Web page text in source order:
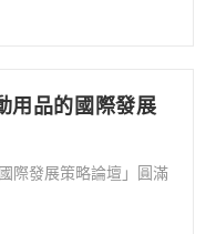
用品的國際發展
際發展策略論壇」圓滿